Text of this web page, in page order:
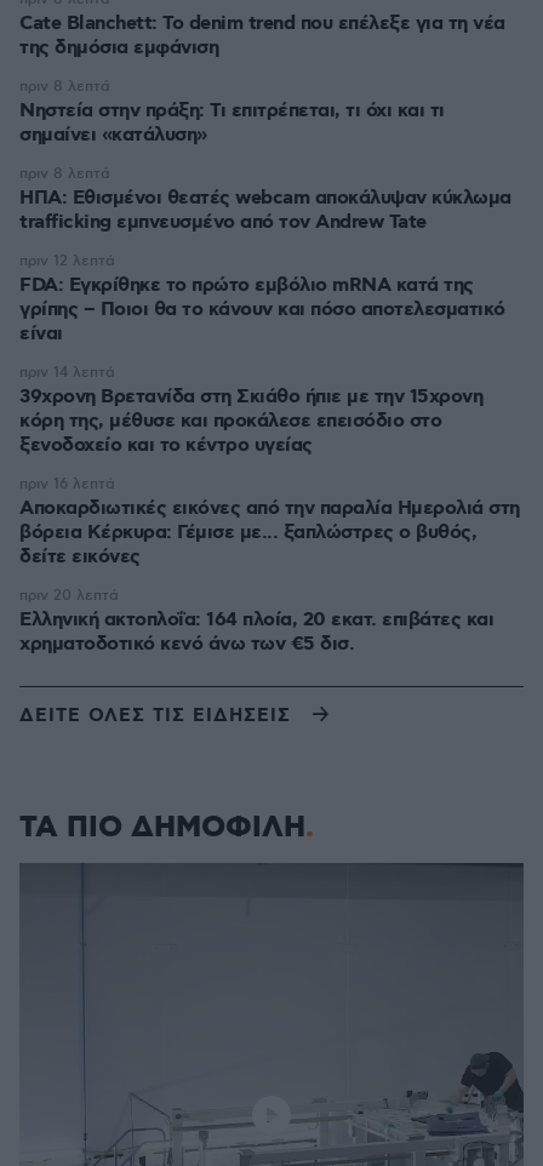
Cate Blanchett: Το denim trend που επέλεξε για τη νέα
της δημόσια εμφάνιση
Νηστεία στην πράξη: Τι επιτρέπεται, τι όχι και τι
σημαίνει «κατάλυση»
πριν 8 λεπτά
ΗΠΑ: Εθισμένοι θεατές webcam αποκάλυψαν κύκλωμα
trafficking εμπνευσμένο από τον Andrew Tate
πριν 8 λεπτά
FDA: Εγκρίθηκε το πρώτο εμβόλιο mRNA κατά της
γρίπης – Ποιοι θα το κάνουν και πόσο αποτελεσματικό
είναι
πριν 12 λεπτά
39χρονη Βρετανίδα στη Σκιάθο ήπιε με την 15χρονη
κόρη της, μέθυσε και προκάλεσε επεισόδιο στο
ξενοδοχείο και το κέντρο υγείας
πριν 14 λεπτά
Αποκαρδιωτικές εικόνες από την παραλία Ημερολιά στη
βόρεια Κέρκυρα: Γέμισε με... ξαπλώστρες ο βυθός,
δείτε εικόνες
πριν 16 λεπτά
Ελληνική ακτοπλοΐα: 164 πλοία, 20 εκατ. επιβάτες και
χρηματοδοτικό κενό άνω των €5 δισ.
πριν 20 λεπτά
ΔΕΙΤΕ ΟΛΕΣ ΤΙΣ ΕΙΔΗΣΕΙΣ
ΤΑ ΠΙΟ ΔΗΜΟΦΙΛΗ